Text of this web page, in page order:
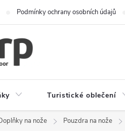
Podmínky ochrany osobních údajů
Turistické oblečení
na nože Pouzdra na nože